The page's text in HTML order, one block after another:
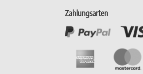
Zahlungsarten